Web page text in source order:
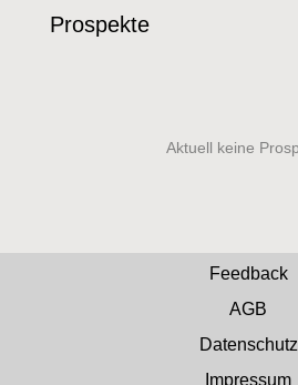
Prospekte
Feedback
AGB
Datenschutz
Impressum